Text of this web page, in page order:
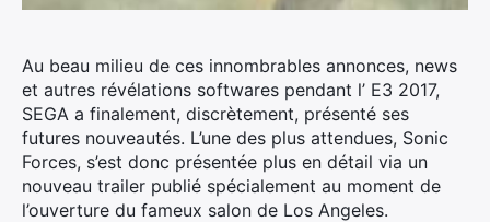
Au beau milieu de ces innombrables annonces, news
et autres révélations softwares pendant l’ E3 2017,
SEGA a finalement, discrètement, présenté ses
futures nouveautés. L’une des plus attendues, Sonic
Forces, s’est donc présentée plus en détail via un
nouveau trailer publié spécialement au moment de
l’ouverture du fameux salon de Los Angeles.